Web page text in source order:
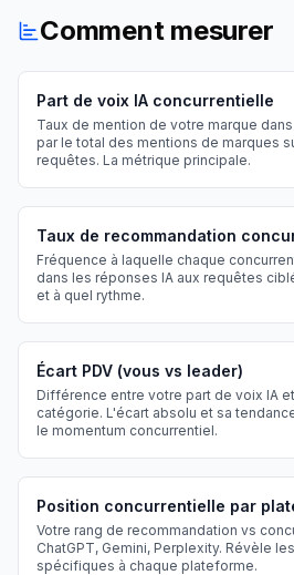
Comment mesurer
Part de voix IA concurrentielle
Taux de mention de votre marque
par le total des mentions de marques
requêtes. La métrique principale.
Taux de recommandation
Fréquence à laquelle chaque
dans les réponses IA aux requêtes
et à quel rythme.
Écart PDV (vous vs leader)
Différence entre votre part de voix IA
catégorie. L'écart absolu et sa
le momentum concurrentiel.
Position concurrentielle par
Votre rang de recommandation vs
ChatGPT, Gemini, Perplexity. Révèle
spécifiques à chaque plateforme.